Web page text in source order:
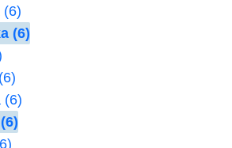
(6)
(6)
(6)